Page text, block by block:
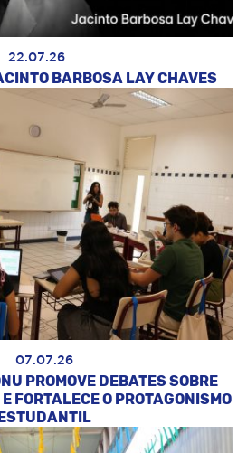
22.07.26
BARBOSA LAY CHAVES
07.07.26
PROMOVE DEBATES SOBRE
FORTALECE O PROTAGONISMO